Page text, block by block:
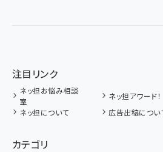
注目リンク
ネッ担お悩み相談
室
ネッ担アワード！
ネッ担について
広告出稿につい
カテゴリ